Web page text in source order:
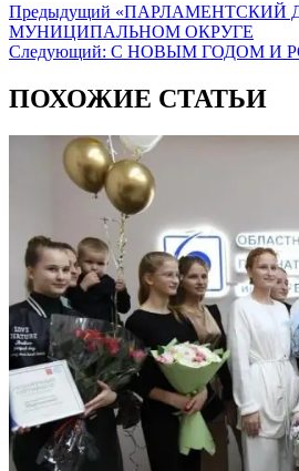
Предыдущий «ПАРЛАМЕНТСКИЙ
МУНИЦИПАЛЬНОМ ОКРУГЕ
Следующий: С НОВЫМ ГОДОМ И
ПОХОЖИЕ СТАТЬИ